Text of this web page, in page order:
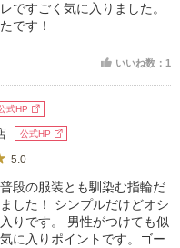
ですごく気に入りました。
です！
いいね数：1
式HP
公式HP
5.0
段の服装とも馴染む指輪だ
した！ シンプルだけどオシ
りです。 男性がつけても似
に入りポイントです。ゴー